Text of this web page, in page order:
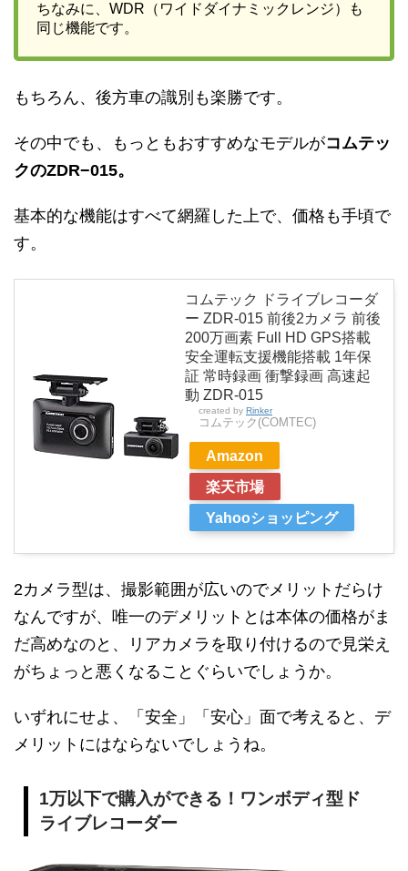
ちなみに、WDR（ワイドダイナミックレンジ）も
同じ機能です。
もちろん、後方車の識別も楽勝です。
その中でも、もっともおすすめなモデルがコムテッ
クのZDR−015。
基本的な機能はすべて網羅した上で、価格も手頃で
す。
コムテック ドライブレコーダ
ー ZDR-015 前後2カメラ 前後
200万画素 Full HD GPS搭載
安全運転支援機能搭載 1年保
証 常時録画 衝撃録画 高速起
動 ZDR-015
created by Rinker
コムテック(COMTEC)
Amazon
楽天市場
Yahooショッピング
2カメラ型は、撮影範囲が広いのでメリットだらけ
なんですが、唯一のデメリットとは本体の価格がま
だ高めなのと、リアカメラを取り付けるので見栄え
がちょっと悪くなることぐらいでしょうか。
いずれにせよ、「安全」「安心」面で考えると、デ
メリットにはならないでしょうね。
1万以下で購入ができる！ワンボディ型ド
ライブレコーダー